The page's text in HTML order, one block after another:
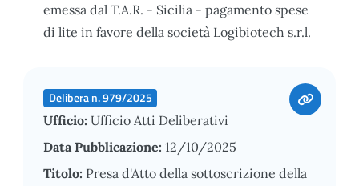
emessa dal T.A.R. - Sicilia - pagamento spese
di lite in favore della società Logibiotech s.r.l.
Delibera n. 979/2025
Ufficio: Ufficio Atti Deliberativi
Data Pubblicazione: 12/10/2025
Titolo: Presa d'Atto della sottoscrizione della